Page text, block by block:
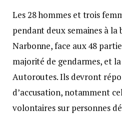
Les 28 hommes et trois
pendant deux semaines à
Narbonne, face aux 48
majorité de gendarmes, et
Autoroutes. Ils devront
d’accusation, notamment
volontaires sur personnes